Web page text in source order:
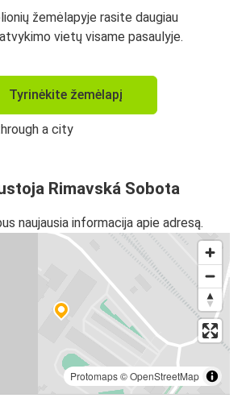
žemėlapyje rasite daugiau
vietų visame pasaulyje.
Tyrinėkite žemėlapį
Rimavská Sobota
naujausia informacija apie adresą.
Protomaps©OpenStreetMap